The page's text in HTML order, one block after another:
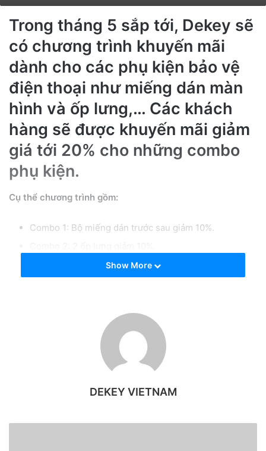
Trong tháng 5 sắp tới, Dekey sẽ
có chương trình khuyến mãi
dành cho các phụ kiện bảo vệ
điện thoại như miếng dán màn
hình và ốp lưng,… Các khách
hàng sẽ được khuyến mãi giảm
giá tới 20% cho những combo
phụ kiện.
Cụ thể chương trình gồm:
Combo 1: Bộ miếng dán trước sau giảm 10%.
Combo 3: Bộ miếng dán trước sau + 2 ốp lưng giảm
20%.
đơn hàng. Mua 2 món giảm 10%, 3 món giảm 15%, 4
món giảm 20%, 5 món giảm 20%.
Chương trình áp dụng từ 01/05 đến hết ngày 30/05.
​Không áp dụng phụ kiện chỉ bán online, phụ kiện
Show More
DEKEY VIETNAM